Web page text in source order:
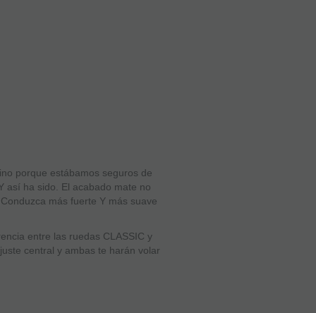
porque estábamos seguros de
así ha sido. El acabado mate no
más fuerte Y más suave
entre las ruedas CLASSIC y
central y ambas te harán volar